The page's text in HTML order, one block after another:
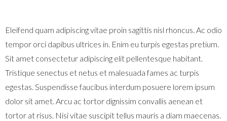
Eleifend quam adipiscing vitae proin sagittis nisl rhoncus. Ac odio
tempor orci dapibus ultrices in. Enim eu turpis egestas pretium.
Sit amet consectetur adipiscing elit pellentesque habitant.
Tristique senectus et netus et malesuada fames ac turpis
egestas. Suspendisse faucibus interdum posuere lorem ipsum
dolor sit amet. Arcu ac tortor dignissim convallis aenean et
tortor at risus. Nisi vitae suscipit tellus mauris a diam maecenas.